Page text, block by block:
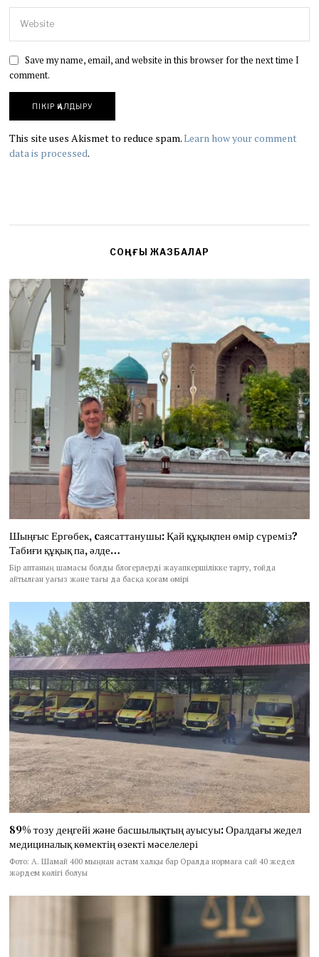
Save my name, email, and website in this browser for the next time I
comment.
This site uses Akismet to reduce spam.Learn how your comment
data is processed.
СОҢҒЫ ЖАЗБАЛАР
Шыңғыс Ергөбек, cаясаттанушы: Қай құқықпен өмір сүреміз?
Табиғи құқық па, әлде…
Бір аптаның шамасы болды блогерлерді жауапкершілікке тарту, тойда
айтылған уағыз және тағы да басқа қоғам өмірі
89% тозу деңгейі және басшылықтың ауысуы: Оралдағы жедел
медициналық көмектің өзекті мәселелері
Фото: А. Шамай 400 мыңнан астам халқы бар Оралда нормаға сай 40 жедел
жәрдем көлігі болуы